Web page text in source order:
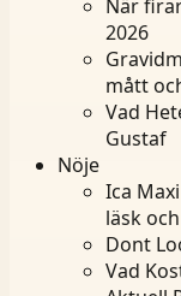
När
2026
mått
Vad
Gustaf
Nöje
Ica
läsk
Dont
Vad